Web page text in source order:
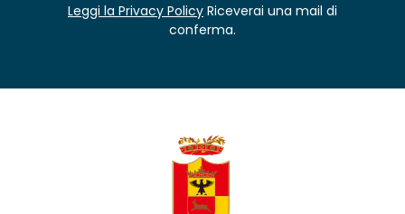
Leggi la Privacy Policy Riceverai una mail di
conferma.